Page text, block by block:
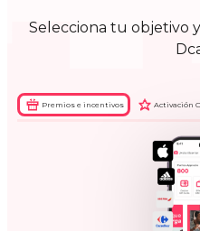
Selecciona tu objetivo
Premios e incentivos Activación
La cultura no se